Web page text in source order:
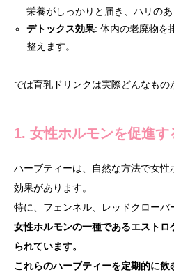
栄養がしっかりと届き、ハリのあ
デトックス効果: 体内の老廃物を
整えます。
では育乳ドリンクは実際どんなもの
1. 女性ホルモンを促進す
ハーブティーは、自然な方法で女
効果があります。
特に、フェンネル、レッドクローバ
女性ホルモンの一種であるエスト
られています。
これらのハーブティーを定期的に